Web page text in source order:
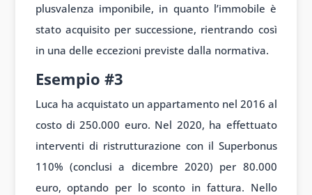
plusvalenza imponibile, in quanto l’immobile è
stato acquisito per successione, rientrando così
in una delle eccezioni previste dalla normativa.
Esempio #3
Luca ha acquistato un appartamento nel 2016 al
costo di 250.000 euro. Nel 2020, ha effettuato
interventi di ristrutturazione con il Superbonus
110% (conclusi a dicembre 2020) per 80.000
euro, optando per lo sconto in fattura. Nello